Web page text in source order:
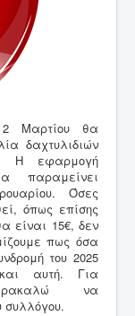
Μαρτίου θα
δαχτυλιδιών
Η εφαρμογή
παραμείνει
Όσες
όπως επίσης
είναι 15€, δεν
πως όσα
του 2025
αυτή. Για
να
συλλόγου.